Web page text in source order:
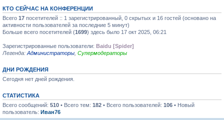
КТО СЕЙЧАС НА КОНФЕРЕНЦИИ
Всего 17 посетителей :: 1 зарегистрированный, 0 скрытых и 16 гостей (основано на
активности пользователей за последние 5 минут)
Больше всего посетителей (1699) здесь было 17 окт 2025, 06:21
Зарегистрированные пользователи: Baidu [Spider]
Легенда: Администраторы Супермодераторы
ДНИ РОЖДЕНИЯ
Сегодня нет дней рождения.
СТАТИСТИКА
Всего сообщений: 510 • Всего тем: 182 • Всего пользователей: 106 • Новый
пользователь: Иван76